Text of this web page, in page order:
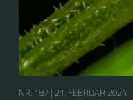
NR. 187 | 21. FEBRUAR 2024